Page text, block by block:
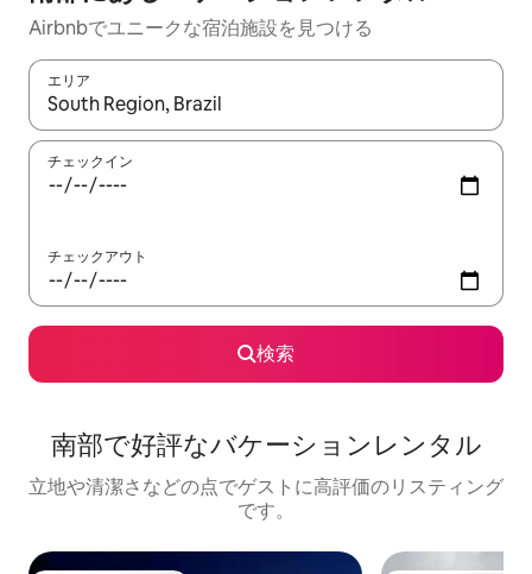
Airbnbでユニークな宿泊施設を見つける
エリア
検索結果が表示されたら、上下の矢印キーを使って移動するか
チェックイン
チェックアウト
検索
南部で好評なバケーションレンタル
立地や清潔さなどの点でゲストに高評価のリスティング
です。